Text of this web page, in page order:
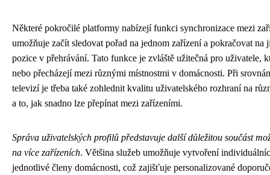
Některé pokročilé platformy nabízejí funkci synchronizace mezi
umožňuje začít sledovat pořad na jednom zařízení a pokračovat na
pozice v přehrávání. Tato funkce je zvláště užitečná pro uživatele,
nebo přecházejí mezi různými místnostmi v domácnosti. Při
televizí je třeba také zohlednit kvalitu uživatelského rozhraní na
a to, jak snadno lze přepínat mezi zařízeními.
Správa uživatelských profilů představuje další důležitou součást
na více zařízeních. Většina služeb umožňuje vytvoření
jednotlivé členy domácnosti, což zajišťuje personalizované